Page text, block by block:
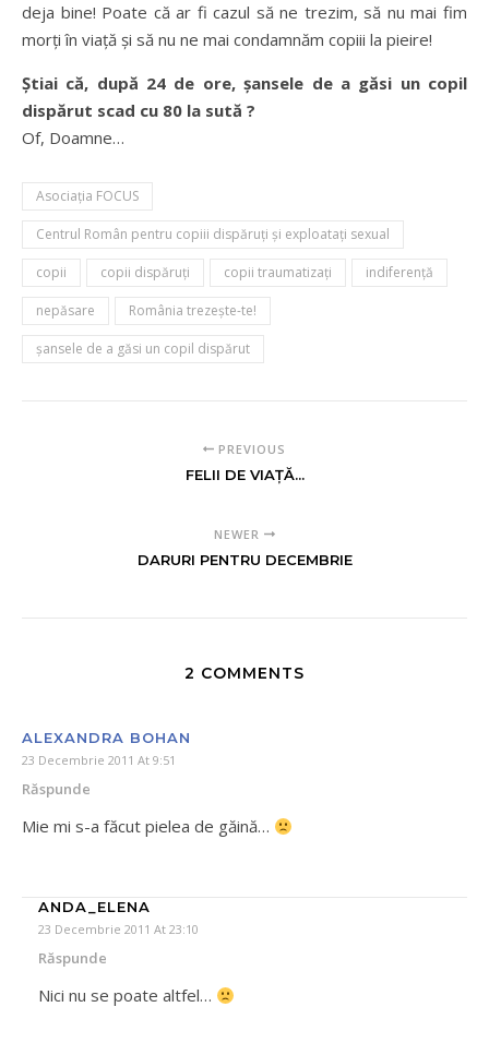
deja bine! Poate că ar fi cazul să ne trezim, să nu mai fim
morţi în viaţă şi să nu ne mai condamnăm copiii la pieire!
Știai că, după 24 de ore, șansele de a găsi un copil
dispărut scad cu 80 la sută ?
Of, Doamne…
Asociația FOCUS
Centrul Român pentru copiii dispăruți și exploatați sexual
copii copii dispăruţi copii traumatizaţi indiferenţă
nepăsare România trezeşte-te!
șansele de a găsi un copil dispărut
PREVIOUS
FELII DE VIAŢĂ...
NEWER
DARURI PENTRU DECEMBRIE
2 COMMENTS
ALEXANDRA BOHAN
23 Decembrie 2011 At 9:51
Răspunde
Mie mi s-a făcut pielea de găină…
ANDA_ELENA
23 Decembrie 2011 At 23:10
Răspunde
Nici nu se poate altfel…